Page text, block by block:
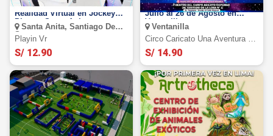
PLAYIN VR: Simuladores de
Realidad Virtual en Jockey
Plaza y Santa Anita
Santa Anita, Santiago De
Surco
Playin Vr
S/ 12.90
Circo Caricato 2026: Del 17 de
Julio al 26 de Agosto en
Ventanilla
Ventanilla
Circo Caricato Una Aventura En
El Espacio
S/ 14.90